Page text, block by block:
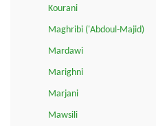
Kourani
Maghribi ('Abdoul-Majid)
Mardawi
Marighni
Marjani
Mawsili